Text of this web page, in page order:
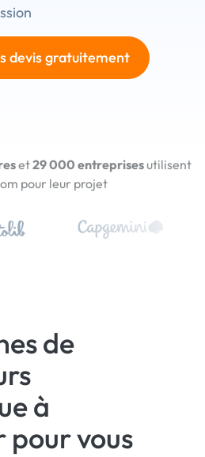
devis gratuitement
et29 000 entreprisesutilisent
pour leur projet
de
à
vous